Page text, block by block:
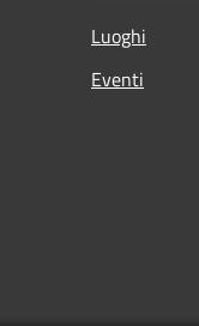
Luoghi
Eventi